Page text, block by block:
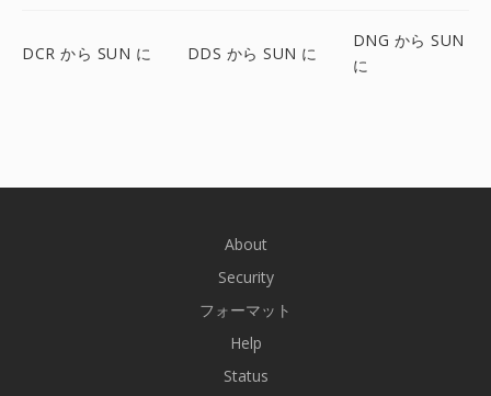
DCR から SUN に DDS から SUN に
DNG から SUN
に
About
Security
フォーマット
Help
Status